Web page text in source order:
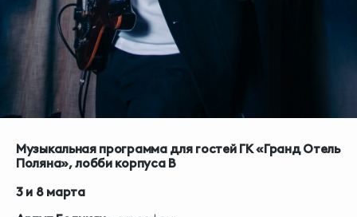
Музыкальная программа для гостей ГК «Гранд Отель
Поляна», лобби корпуса B
3 и 8 марта